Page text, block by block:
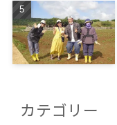
カテゴリー